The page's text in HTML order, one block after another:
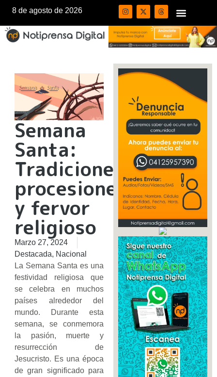
8 de agosto de 2026
Semana
Santa:
Tradiciones,
procesiones
y fervor
religioso
Marzo 27, 2024
Destacada, Nacional
La Semana Santa es una
festividad religiosa que
se celebra en muchos
países alrededor del
mundo. Durante esta
semana, se conmemora
la pasión, muerte y
resurrección de
Jesucristo. Es una época
de gran significado para